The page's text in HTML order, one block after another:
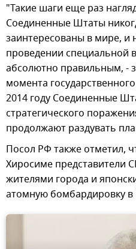
"Такие шаги еще раз
Соединенные Штаты
заинтересованы в мире,
проведении специальной
абсолютно правильным, -
момента
2014 году Соединенные
стратегического
продолжают раздувать
Посол РФ также отметил,
Хиросиме представители
жителями города и
атомную бомбардировку в